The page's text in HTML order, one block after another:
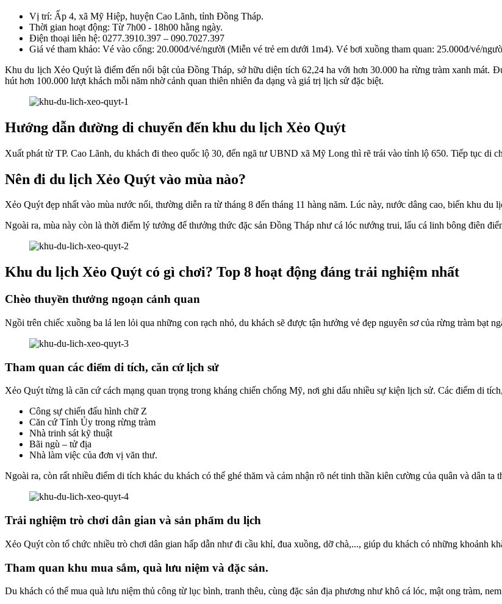
Vị trí: Ấp 4, xã Mỹ Hiệp, huyện Cao Lãnh, tỉnh Đồng Tháp.
Thời gian hoạt động: Từ 7h00 - 18h00 hằng ngày.
Điện thoại liên hệ: 0277.3910.397 – 090.7027.397
Giá vé tham khảo: Vé vào cổng: 20.000đ/vé/người (Miễn vé trẻ em dưới 1m4). Vé bơi xuồng tham quan: 25.000đ/vé/
Khu du lịch Xẻo Quýt là điểm đến nổi bật của Đồng Tháp, sở hữu diện tích 62,24 ha với hơn 30.000 ha rừng tràm xanh mát.
hút hơn 100.000 lượt khách mỗi năm nhờ cảnh quan thiên nhiên đa dạng và giá trị lịch sử đặc biệt.
Hướng dẫn đường di chuyển đến khu du lịch Xẻo Quýt
Xuất phát từ TP. Cao Lãnh, du khách đi theo quốc lộ 30, đến ngã tư UBND xã Mỹ Long thì rẽ trái vào tỉnh lộ 650. Tiếp tục di
Nên đi du lịch Xẻo Quýt vào mùa nào?
Xẻo Quýt đẹp nhất vào mùa nước nổi, thường diễn ra từ tháng 8 đến tháng 11 hàng năm. Lúc này, nước dâng cao, biến khu
Ngoài ra, mùa này còn là thời điểm lý tưởng để thưởng thức đặc sản Đồng Tháp như cá lóc nướng trui, lẩu cá linh bông điên
Khu du lịch Xẻo Quýt có gì chơi? Top 8 hoạt động đáng trải nghiệm nhất
Chèo thuyền thưởng ngoạn cảnh quan
Ngồi trên chiếc xuồng ba lá len lỏi qua những con rạch nhỏ, du khách sẽ được tận hưởng vẻ đẹp nguyên sơ của rừng tràm bạt
Tham quan các điểm di tích, căn cứ lịch sử
Xẻo Quýt từng là căn cứ cách mạng quan trọng trong kháng chiến chống Mỹ, nơi ghi dấu nhiều sự kiện lịch sử. Các điểm di
Công sự chiến đấu hình chữ Z
Căn cứ Tỉnh Ủy trong rừng tràm
Nhà trinh sát kỹ thuật
Bãi ngù – tử địa
Nhà làm việc của đơn vị văn thư.
Ngoài ra, còn rất nhiều điểm di tích khác du khách có thể ghé thăm và cảm nhận rõ nét tinh thần kiên cường của quân và dân ta
Trải nghiệm trò chơi dân gian và sản phẩm du lịch
Xẻo Quýt còn tổ chức nhiều trò chơi dân gian hấp dẫn như đi cầu khỉ, đua xuồng, dỡ chà,..., giúp du khách có những khoảnh
Tham quan khu mua sắm, quà lưu niệm và đặc sản.
Du khách có thể mua quà lưu niệm thủ công từ lục bình, tranh thêu, cùng đặc sản địa phương như khô cá lóc, mật ong tràm,